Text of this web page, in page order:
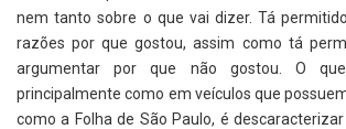
nem tanto sobre o que vai dizer. Tá
razões por que gostou, assim como tá
argumentar por que não gostou. O
principalmente como em veículos que
como a Folha de São Paulo, é